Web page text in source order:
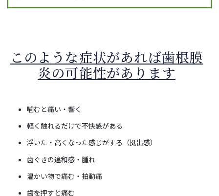
このような症状があれば歯根膜
炎の可能性があります
噛むと痛い・響く
軽く触れるだけで不快感がある
浮いた・高くなった感じがする（挺出感）
歯ぐきの違和感・腫れ
温かい物で痛む・拍動痛
歯を押すと痛む